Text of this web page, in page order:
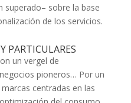
superado– sobre la base
de los servicios.
PARTICULARES
un vergel de
pioneros… Por un
centradas en las